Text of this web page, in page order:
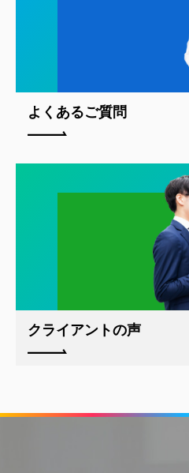
よくあるご質問
クライアントの声